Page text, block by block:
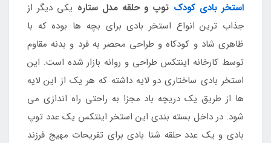
استخر بادی کودک توپ و حلقه مدل ستاره یکی دیگر از
جذاب ترین انواع استخر بادی برای بچه ها بوده که با
ظاهری شاد و کودکاه و طراحی محصر به فرد و بدنه مقاوم
توسط کارخانه اینتکس طراحی و روانه بازار شده است. این
استخر بادی ساختاری دو لایه داشته که هر یک از این لایه
ها از طریق یک دریچه باد مجزا به راحتی راه اندازی می
شود. در داخل بسته بندی این استخر اینتکس یک عدد توپ
بادی و یک عدد حلقه شنا بادی برای تفریحات مهیج فرزند